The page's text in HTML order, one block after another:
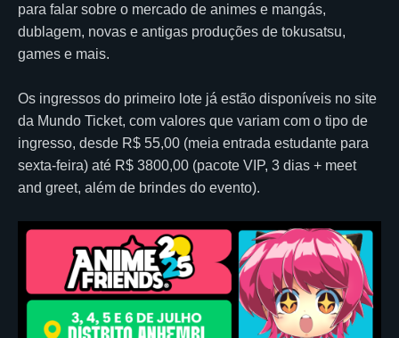
para falar sobre o mercado de animes e mangás,
dublagem, novas e antigas produções de tokusatsu,
games e mais.
Os ingressos do primeiro lote já estão disponíveis no site
da Mundo Ticket, com valores que variam com o tipo de
ingresso, desde R$ 55,00 (meia entrada estudante para
sexta-feira) até R$ 3800,00 (pacote VIP, 3 dias + meet
and greet, além de brindes do evento).